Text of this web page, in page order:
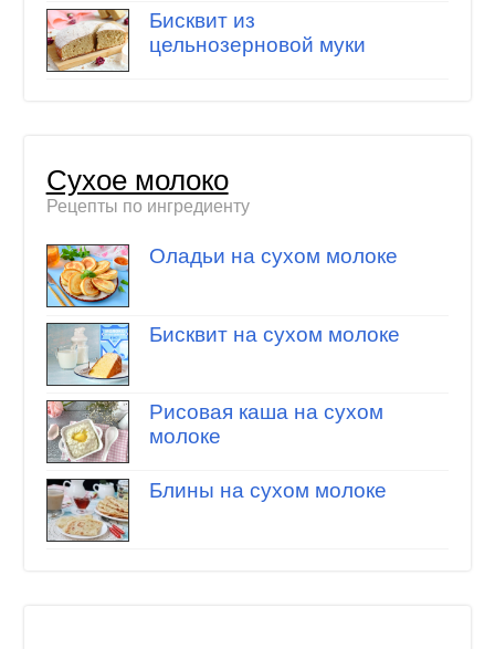
Бисквит из
цельнозерновой муки
Сухое молоко
Рецепты по ингредиенту
Оладьи на сухом молоке
Бисквит на сухом молоке
Рисовая каша на сухом
молоке
Блины на сухом молоке